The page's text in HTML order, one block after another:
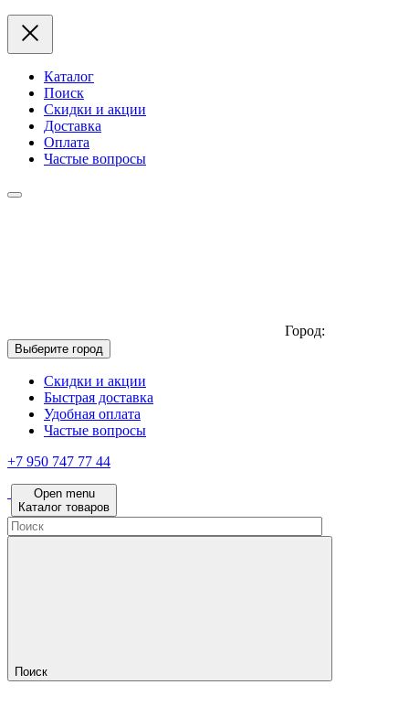
Каталог
Поиск
Скидки и акции
Доставка
Оплата
Частые вопросы
Город:
Выберите город
Скидки и акции
Быстрая доставка
Удобная оплата
Частые вопросы
+7 950 747 77 44
Open menu
Каталог товаров
Поиск